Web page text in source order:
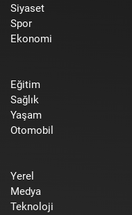
Siyaset
Spor
Ekonomi
Eğitim
Sağlık
Yaşam
Otomobil
Yerel
Medya
Teknoloji